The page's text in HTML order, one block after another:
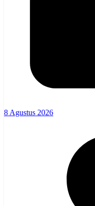
8 Agustus 2026